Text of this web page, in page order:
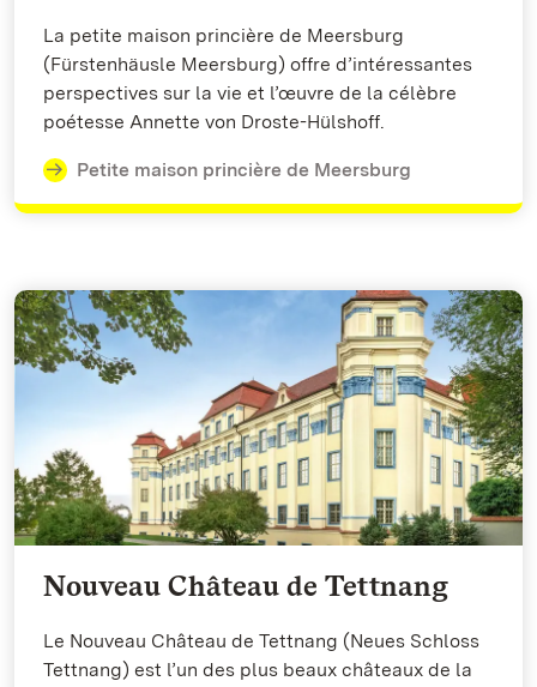
La petite maison princière de Meersburg
(Fürstenhäusle Meersburg) offre d’intéressantes
perspectives sur la vie et l’œuvre de la célèbre
poétesse Annette von Droste-Hülshoff.
Petite maison princière de Meersburg
Nouveau Château de Tettnang
Le Nouveau Château de Tettnang (Neues Schloss
Tettnang) est l’un des plus beaux châteaux de la